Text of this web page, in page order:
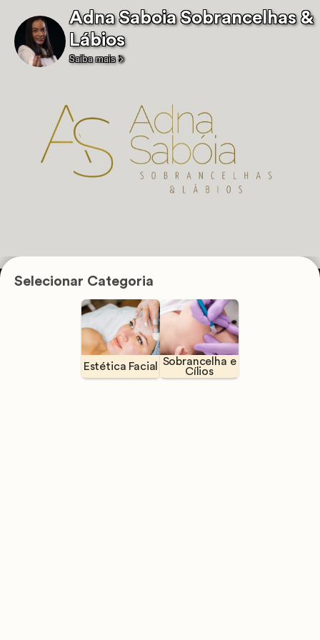
Adna Saboia Sobrancelhas &
Lábios
Saiba mais
Selecionar Categoria
Estética Facial
Sobrancelha e
Cílios